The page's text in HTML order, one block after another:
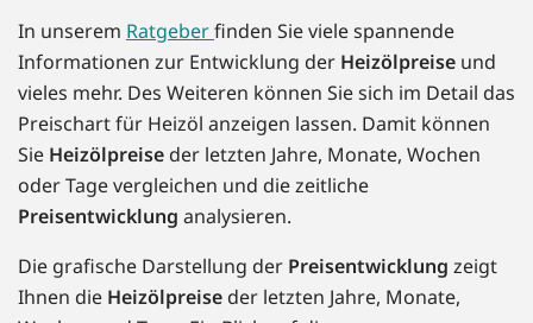
In unserem Ratgeberfinden Sie viele spannende
Informationen zur Entwicklung der Heizölpreise und
vieles mehr. Des Weiteren können Sie sich im Detail das
Preischart für Heizöl anzeigen lassen. Damit können
Sie Heizölpreise der letzten Jahre, Monate, Wochen
oder Tage vergleichen und die zeitliche
Preisentwicklung analysieren.
Die grafische Darstellung der Preisentwicklung zeigt
Ihnen die Heizölpreise der letzten Jahre, Monate,